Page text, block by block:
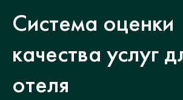
Система оценки
качества услуг
отеля